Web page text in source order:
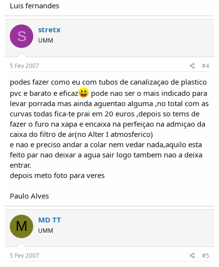
Luis fernandes
S stretx
UMM
5 Fev 2007 #4
podes fazer como eu com tubos de canalizaçao de plastico
pvc e barato e eficaz
pode nao ser o mais indicado para
levar porrada mas ainda aguentao alguma ,no total com as
curvas todas fica-te prai em 20 euros ,depois so tems de
fazer o furo na xapa e encaixa na perfeiçao na admiçao da
caixa do filtro de ar(no Alter I atmosferico)
e nao e preciso andar a colar nem vedar nada,aquilo esta
feito par nao deixar a agua sair logo tambem nao a deixa
entrar.
depois meto foto para veres
Paulo Alves
M MD TT
UMM
5 Fev 2007 #5